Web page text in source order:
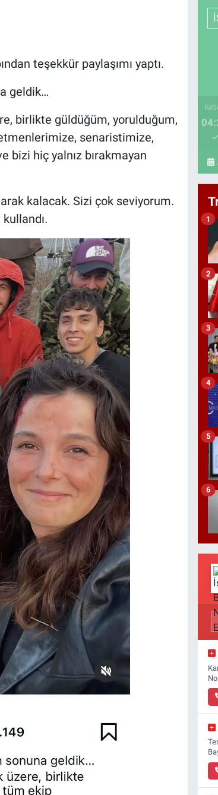
teşekkür paylaşımı yaptı.
geldik…
birlikte güldüğüm, yorulduğum,
senaristimize,
bizi hiç yalnız bırakmayan
kalacak. Sizi çok seviyorum.
1
2
3
4
5
6